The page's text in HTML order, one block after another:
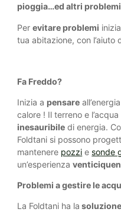
pioggia…ed altri
Perevitare problemi
tua abitazione, con l’aiuto
Fa Freddo?
Inizia a pensare
calore ! Il terreno e
inesauribile di energia.
Foldtani si possono
mantenere pozzi e sonde
un’esperienza
Problemi a gestire le
La Foldtani ha la soluzione